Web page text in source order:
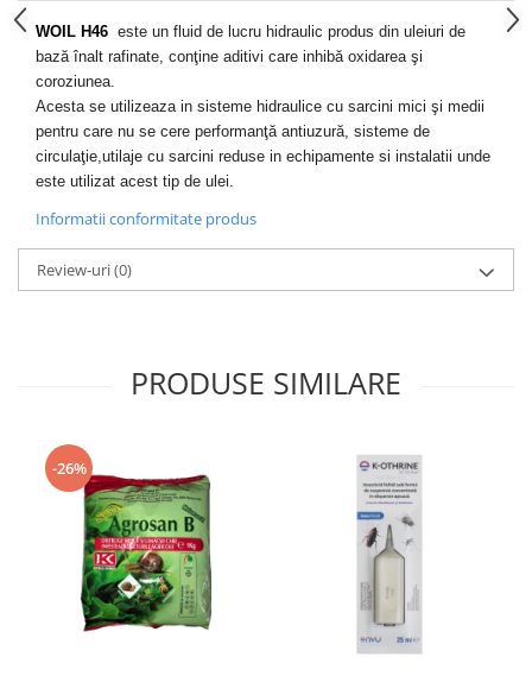
WOIL H46 este un fluid de lucru hidraulic produs din uleiuri de
bază înalt rafinate, conţine aditivi care inhibă oxidarea şi
coroziunea.
Acesta se utilizeaza in sisteme hidraulice cu sarcini mici şi medii
pentru care nu se cere performanţă antiuzură, sisteme de
circulaţie,utilaje cu sarcini reduse in echipamente si instalatii unde
este utilizat acest tip de ulei.
Informatii conformitate produs
Review-uri(0)
PRODUSE SIMILARE
-26%